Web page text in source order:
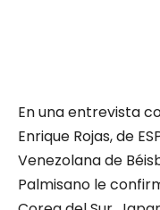
En una entrevista
Enrique Rojas, de
Venezolana de
Palmisano le